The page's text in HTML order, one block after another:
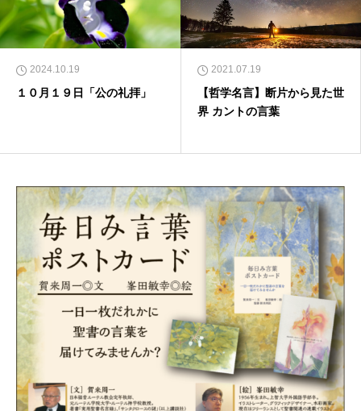
2024.10.19
１０月１９日「公の礼拝」
2021.07.19
【哲学名言】断片から見た世
界 カントの言葉